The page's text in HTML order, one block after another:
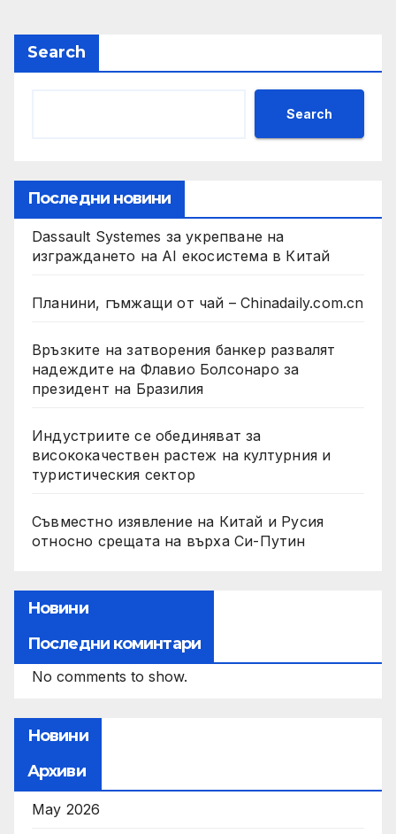
Search
Search
Последни новини
Dassault Systemes за укрепване на
изграждането на AI екосистема в Китай
Планини, гъмжащи от чай – Chinadaily.com.cn
Връзките на затворения банкер развалят
надеждите на Флавио Болсонаро за
президент на Бразилия
Индустриите се обединяват за
висококачествен растеж на културния и
туристическия сектор
Съвместно изявление на Китай и Русия
относно срещата на върха Си-Путин
Новини
Последни коминтари
No comments to show.
Новини
Архиви
May 2026